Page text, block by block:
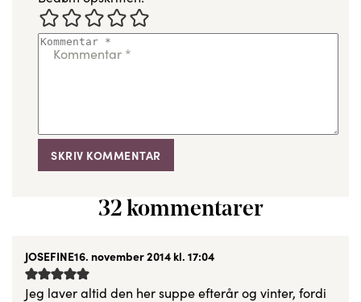
Kommentar *
32 kommentarer
JOSEFINE16. november 2014 kl. 17:04
Jeg laver altid den her suppe efterår og vinter, fordi